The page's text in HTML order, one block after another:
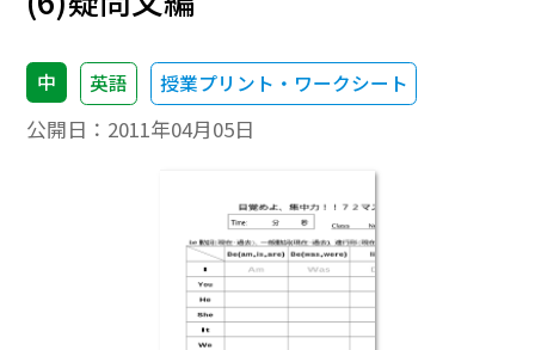
中 英語 授業プリント・ワークシート
公開日： 2011年04月05日